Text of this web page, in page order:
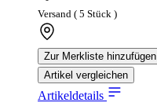
Versand ( 5 Stück )
Zur Merkliste hinzufügen
Artikel vergleichen
Artikeldetails